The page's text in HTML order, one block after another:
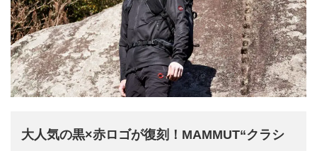
大人気の黒×赤ロゴが復刻！MAMMUT“クラシ